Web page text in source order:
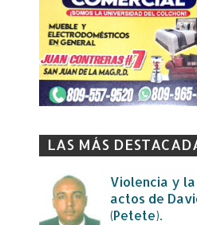
LAS MÁS
Violencia y
actos de
(Petete).